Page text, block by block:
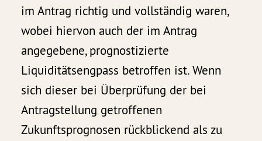
im Antrag richtig und vollständig waren,
wobei hiervon auch der im Antrag
angegebene, prognostizierte
Liquiditätsengpass betroffen ist. Wenn
sich dieser bei Überprüfung der bei
Antragstellung getroffenen
Zukunftsprognosen rückblickend als zu